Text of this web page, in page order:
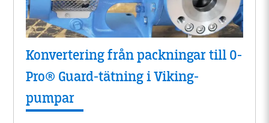
Konvertering från packningar till O-
Pro® Guard-tätning i Viking-
pumpar